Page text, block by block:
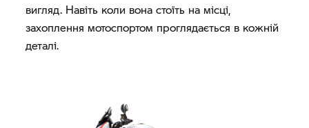
вигляд. Навіть коли вона стоїть на місці,
захоплення мотоспортом проглядається в кожній
деталі.